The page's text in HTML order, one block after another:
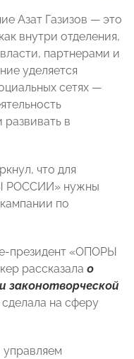
Азат Газизов — это
внутри отделения,
партнерами и
уделяется
сетях —
в
что для
РОССИИ» нужны
по
президент «ОПОРЫ
рассказала о
законотворческой
на сферу